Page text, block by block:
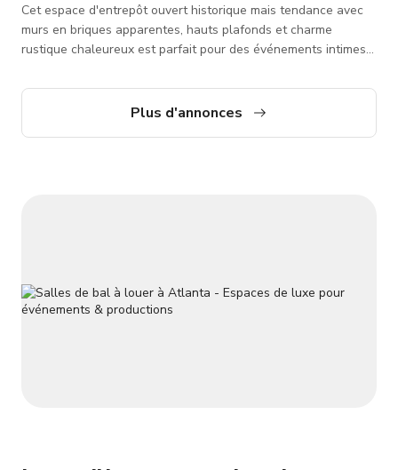
Cet espace d'entrepôt ouvert historique mais tendance avec
murs en briques apparentes, hauts plafonds et charme
rustique chaleureux est parfait pour des événements intimes
des événements, réunions et séances créatives. La disposition
ouverte, le bar entièrement fonctionnel, les espaces lounge
Plus d'annonces